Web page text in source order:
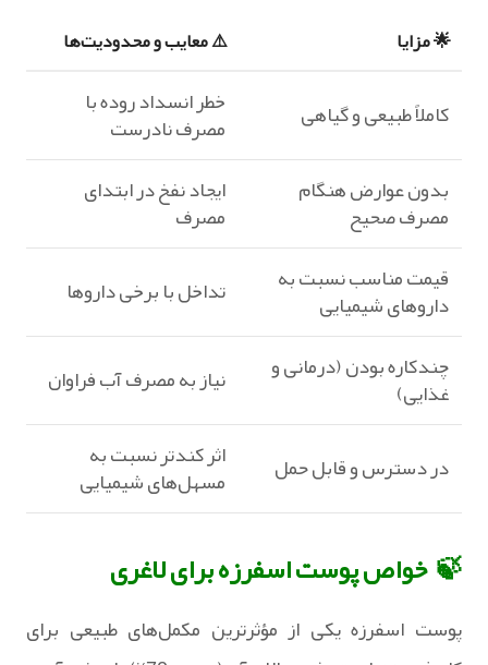
🌟 مزایا ⚠️ معایب و محدودیت‌ها
کاملاً طبیعی و گیاهی خطر انسداد روده با
مصرف نادرست
بدون عوارض هنگام
مصرف صحیح
ایجاد نفخ در ابتدای
مصرف
قیمت مناسب نسبت به
داروهای شیمیایی
تداخل با برخی داروها
چندکاره بودن (درمانی و
غذایی) نیاز به مصرف آب فراوان
در دسترس و قابل حمل اثر کندتر نسبت به
مسهل‌های شیمیایی
🍃 خواص پوست اسفرزه برای لاغری
پوست اسفرزه یکی از مؤثرترین مکمل‌های طبیعی برای